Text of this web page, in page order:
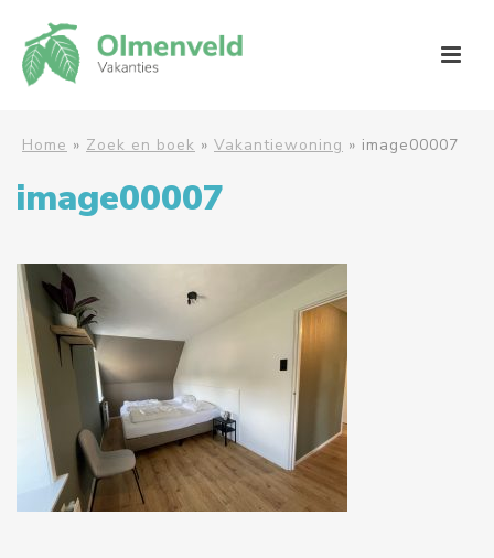
Home » Zoek en boek » Vakantiewoning » image00007
image00007